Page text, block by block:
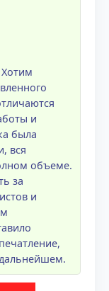
и
была
вся
объеме.
за
и